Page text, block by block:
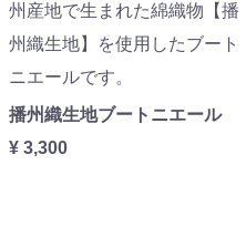
州産地で生まれた綿織物【播
州織生地】を使用したブート
ニエールです。
播州織生地ブートニエール
¥ 3,300